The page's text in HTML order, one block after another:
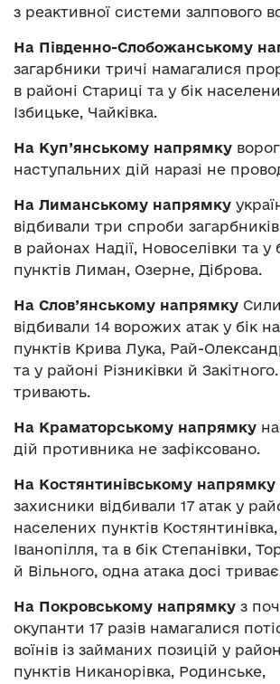
з реактивної системи залпового
На Південно-Слобожанському
загарбники тричі намагалися
в районі Стариці та у бік
Ізбицьке, Чайківка.
На Куп’янському напрямку ворог
наступальних дій наразі не
На Лиманському напрямку
відбивали три спроби
в районах Надії, Новоселівки та у
пунктів Лиман, Озерне, Діброва.
На Слов’янському напрямку
відбивали 14 ворожих атак у бік
пунктів Крива Лука, Рай-
та у районі Різниківки й
тривають.
На Краматорському напрямку
дій противника не зафіксовано.
На Костянтинівському напрямку
захисники відбивали 17 атак у
населених пунктів Костянтинівка,
Іванопілля, та в бік Степанівки,
й Вільного, одна атака досі
На Покровському напрямку з
окупанти 17 разів намагалися
воїнів із займаних позицій у
пунктів Никанорівка, Родинське,